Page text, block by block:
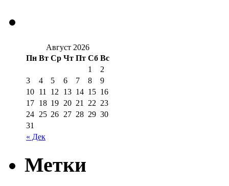
Август 2026
Пн Вт Ср Чт Пт Сб Вс
« Дек
1
2
3
4 5 6 7 8
9
10 11 12 13 14 15 16
17 18 19 20 21 22 23
24 25 26 27 28 29 30
31
Метки